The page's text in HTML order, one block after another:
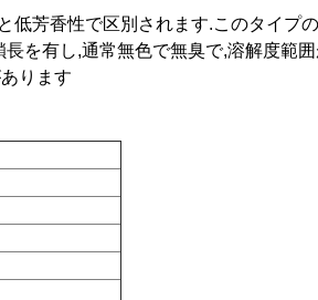
低芳香性で区別されます.このタイプ
を有し,通常無色で無臭で,溶解度範
ります